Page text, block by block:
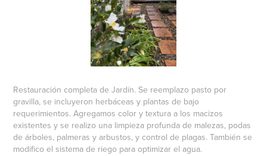
Restauración completa de Jardín. Se reemplazo pasto por
gravilla, se incluyeron herbáceas y plantas de bajo
requerimientos. Agregamos color y textura a los macizos
existentes y se realizo una limpieza profunda de malezas, podas
de árboles, palmeras y arbustos, y control de plagas. También se
modifico el sistema de riego para optimizar el agua.